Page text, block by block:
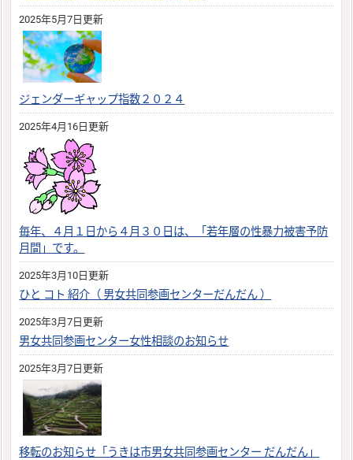
2025年5月7日更新
ジェンダーギャップ指数２０２４
2025年4月16日更新
毎年、４月１日から４月３０日は、「若年層の性暴力被害予防
月間」です。
2025年3月10日更新
ひと コト 紹介（ 男女共同参画センターだんだん ）
2025年3月7日更新
男女共同参画センター女性相談のお知らせ
2025年3月7日更新
移転のお知らせ「うきは市男女共同参画センター だんだん」